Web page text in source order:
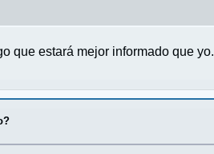
que estará mejor informado que yo.